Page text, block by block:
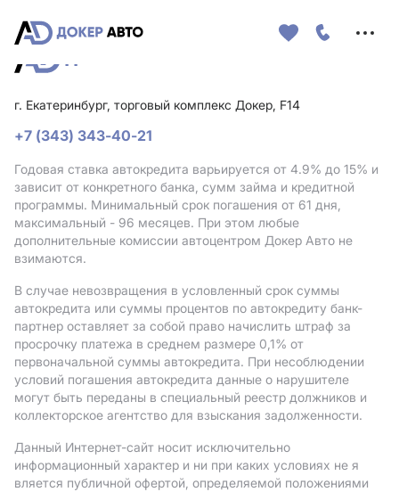
г. Екатеринбург, торговый комплекс Докер, F14
+7 (343) 343-40-21
Годовая ставка автокредита варьируется от 4.9% до 15% и
зависит от конкретного банка, сумм займа и кредитной
программы. Минимальный срок погашения от 61 дня,
максимальный - 96 месяцев. При этом любые
дополнительные комиссии автоцентром Докер Авто не
взимаются.
В случае невозвращения в условленный срок суммы
автокредита или суммы процентов по автокредиту банк-
партнер оставляет за собой право начислить штраф за
просрочку платежа в среднем размере 0,1% от
первоначальной суммы автокредита. При несоблюдении
условий погашения автокредита данные о нарушителе
могут быть переданы в специальный реестр должников и
коллекторское агентство для взыскания задолженности.
Данный Интернет-сайт носит исключительно
информационный характер и ни при каких условиях не я
вляется публичной офертой, определяемой положениями